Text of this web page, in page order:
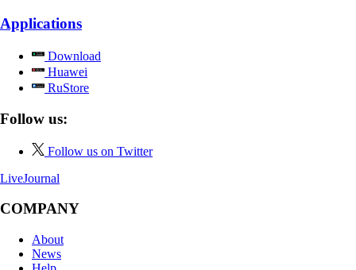
Applications
Download
Huawei
RuStore
Follow us:
Follow us on Twitter
LiveJournal
COMPANY
About
News